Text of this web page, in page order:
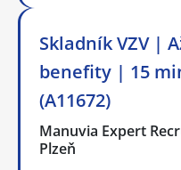
Skladník VZV |
benefity | 15
(A11672)
Manuvia Expert
Plzeň